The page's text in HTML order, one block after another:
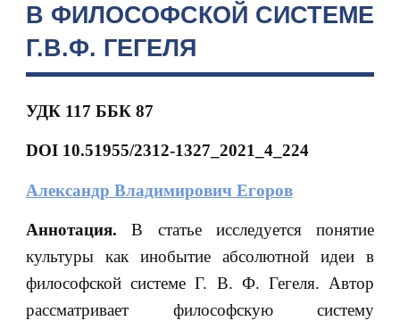
В ФИЛОСОФСКОЙ СИСТЕМЕ
Г.В.Ф. ГЕГЕЛЯ
УДК 117 ББК 87
DOI 10.51955/2312-1327_2021_4_224
Александр Владимирович Егоров
Аннотация.В статье исследуется понятие
культуры как инобытие абсолютной идеи в
философской системе Г. В. Ф. Гегеля. Автор
рассматривает философскую систему